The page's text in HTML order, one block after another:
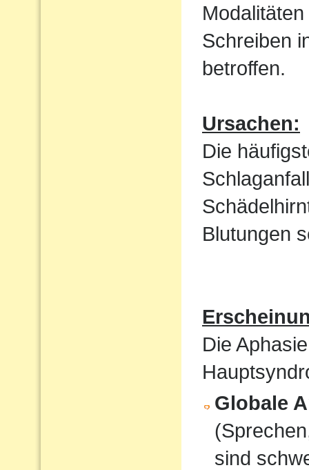
Schreiben
betroffen.
Ursachen:
Die
Blutungen
Die
Globale
sind